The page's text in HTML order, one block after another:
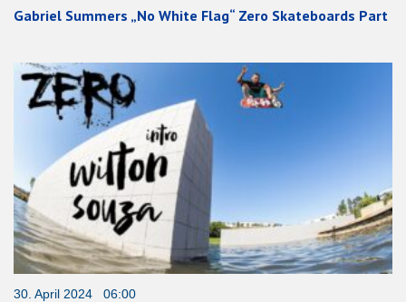
Gabriel Summers „No White Flag“ Zero Skateboards Part
30. April 2024 06:00